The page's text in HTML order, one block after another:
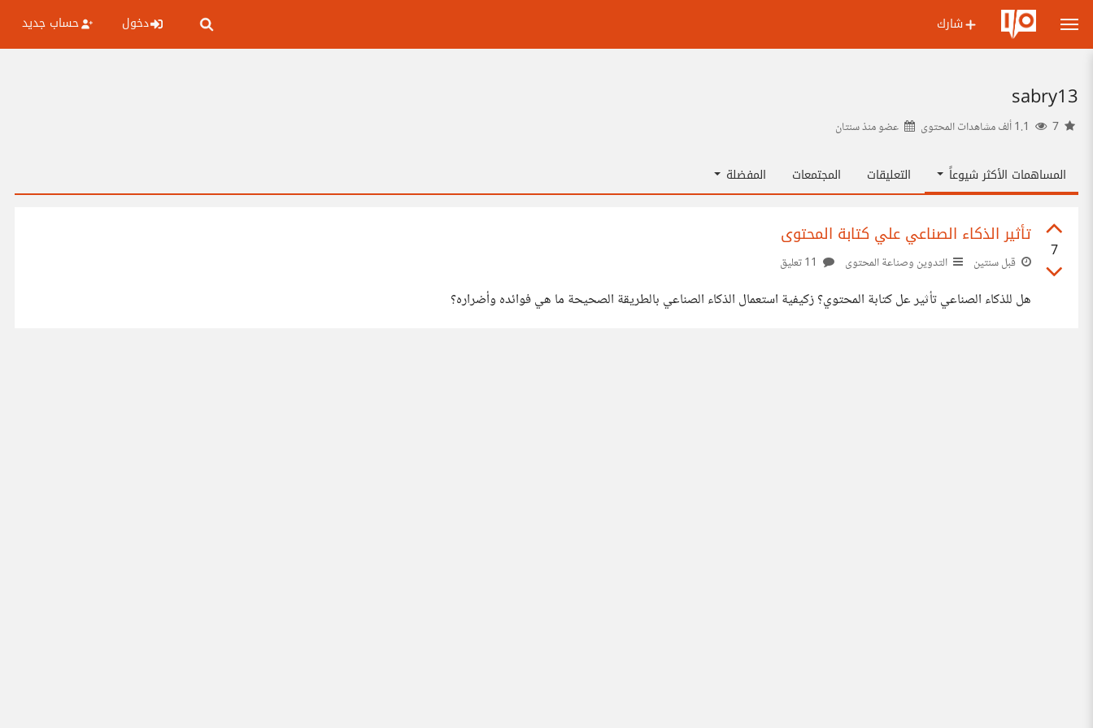
شارك دخول حساب جديد
sabry13
عضو منذسنتان
المساهمات الأكثر شيوعاً التعليقات المجتمعات المفضلة
7
تأثير الذكاء الصناعي علي كتابة المحتوى
قبل سنتين التدوين وصناعة المحتوى
هل للذكاء الصناعي تأثير عل كتابة المحتوي؟ زكيفية استعمال الذكاء الصناعي بالطريقة الصحيحة ما هي فوائده وأضراره؟